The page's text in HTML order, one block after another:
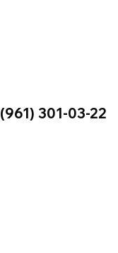
301-03-22